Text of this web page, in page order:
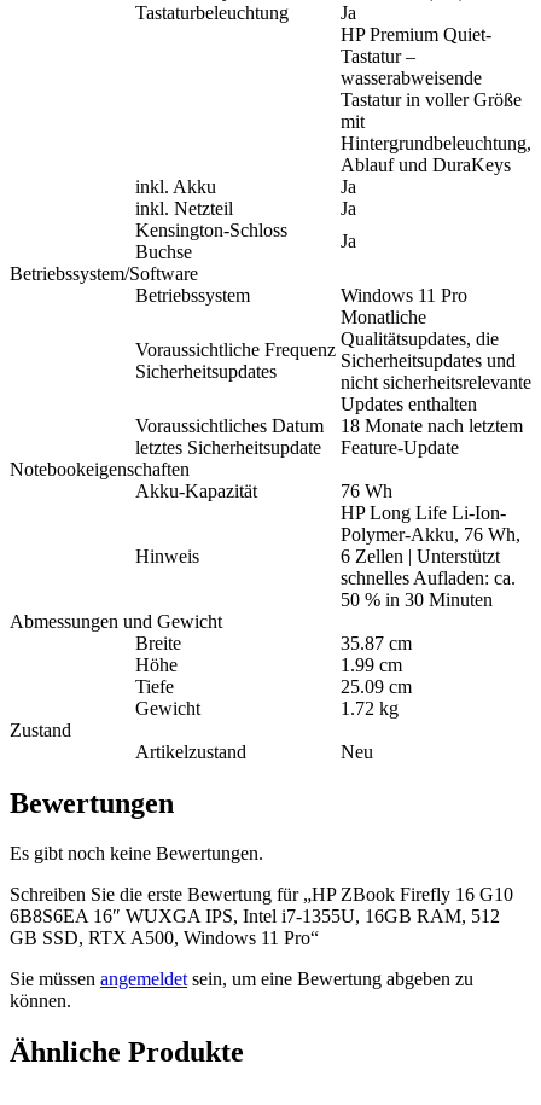
Tastaturbeleuchtung
Ja
HP Premium Quiet-
Tastatur –
wasserabweisende
Tastatur in voller Größe
mit
Hintergrundbeleuchtung,
Ablauf und DuraKeys
inkl. Akku
Ja
inkl. Netzteil
Ja
Kensington-Schloss
Buchse
Ja
Betriebssystem/Software
Betriebssystem
Windows 11 Pro
Voraussichtliche Frequenz
Sicherheitsupdates
Monatliche
Qualitätsupdates, die
Sicherheitsupdates und
nicht sicherheitsrelevante
Updates enthalten
Voraussichtliches Datum
letztes Sicherheitsupdate
18 Monate nach letztem
Feature-Update
Notebookeigenschaften
Akku-Kapazität
76 Wh
Hinweis
HP Long Life Li-Ion-
Polymer-Akku, 76 Wh,
6 Zellen | Unterstützt
schnelles Aufladen: ca.
50 % in 30 Minuten
Abmessungen und Gewicht
Breite
35.87 cm
Höhe
1.99 cm
Tiefe
25.09 cm
Gewicht
1.72 kg
Zustand
Artikelzustand
Neu
Bewertungen
Es gibt noch keine Bewertungen.
Schreiben Sie die erste Bewertung für „HP ZBook Firefly 16 G10
6B8S6EA 16″ WUXGA IPS, Intel i7-1355U, 16GB RAM, 512
GB SSD, RTX A500, Windows 11 Pro“
Sie müssen angemeldetsein, um eine Bewertung abgeben zu
können.
Ähnliche Produkte